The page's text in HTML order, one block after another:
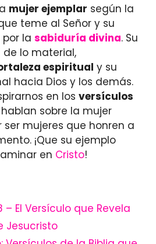
mujer ejemplar según la
teme al Señor y su
la sabiduría divina. Su
lo material,
espiritual y su
hacia Dios y los demás.
en los versículos
sobre la mujer
ser mujeres que honren a
¡Que su ejemplo
en Cristo!
– El Versículo que Revela
Jesucristo